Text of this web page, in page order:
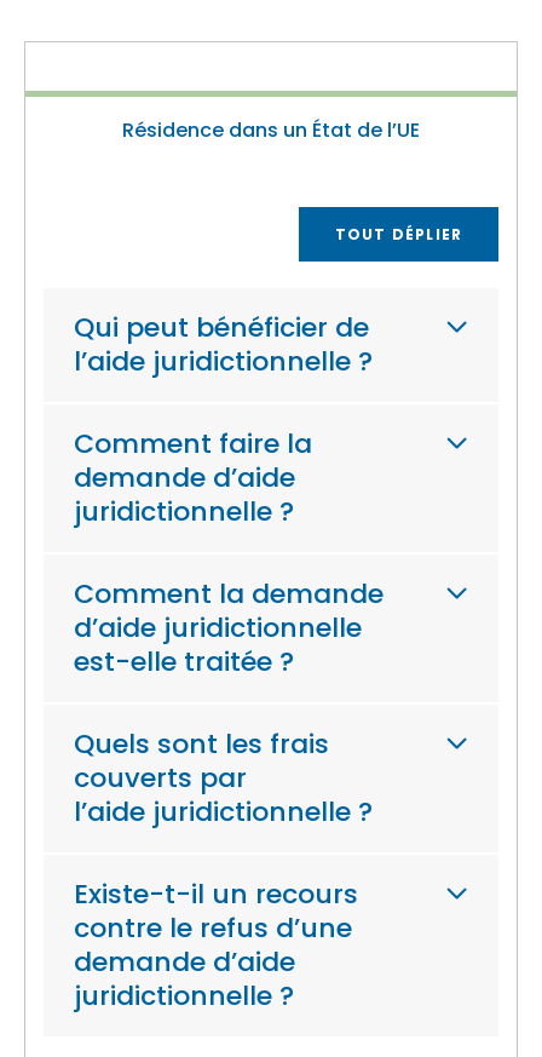
Résidence dans un État de l’UE
TOUT DÉPLIER
Qui peut bénéficier de
l’aide juridictionnelle ?
Comment faire la
demande d’aide
juridictionnelle ?
Comment la demande
d’aide juridictionnelle
est-elle traitée ?
Quels sont les frais
couverts par
l’aide juridictionnelle ?
Existe-t-il un recours
contre le refus d’une
demande d’aide
juridictionnelle ?